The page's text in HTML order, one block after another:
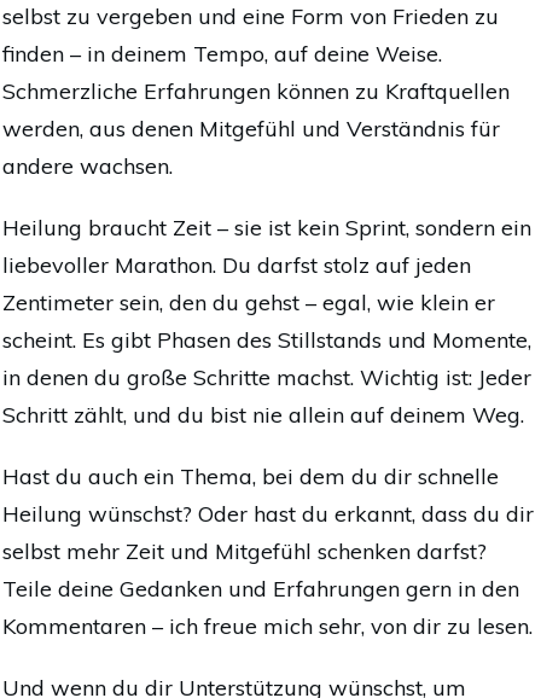
selbst zu vergeben und eine Form von Frieden zu
finden – in deinem Tempo, auf deine Weise.
Schmerzliche Erfahrungen können zu Kraftquellen
werden, aus denen Mitgefühl und Verständnis für
andere wachsen.
Heilung braucht Zeit – sie ist kein Sprint, sondern ein
liebevoller Marathon. Du darfst stolz auf jeden
Zentimeter sein, den du gehst – egal, wie klein er
scheint. Es gibt Phasen des Stillstands und Momente,
in denen du große Schritte machst. Wichtig ist: Jeder
Schritt zählt, und du bist nie allein auf deinem Weg.
Hast du auch ein Thema, bei dem du dir schnelle
Heilung wünschst? Oder hast du erkannt, dass du dir
selbst mehr Zeit und Mitgefühl schenken darfst?
Teile deine Gedanken und Erfahrungen gern in den
Kommentaren – ich freue mich sehr, von dir zu lesen.
Und wenn du dir Unterstützung wünschst, um